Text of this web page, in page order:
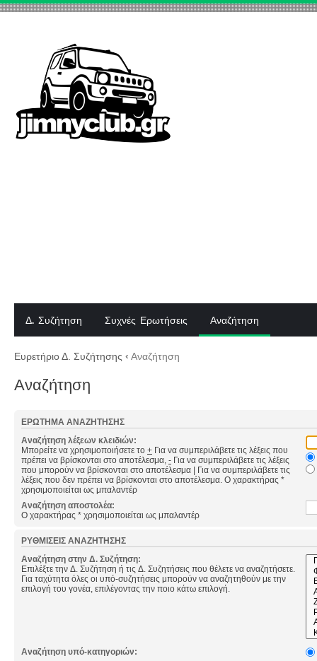
Δ. Συζήτηση Συχνές Ερωτήσεις Αναζήτηση
Ευρετήριο Δ. Συζήτησης ‹ Αναζήτηση
Αναζήτηση
ΕΡΏΤΗΜΑ ΑΝΑΖΉΤΗΣΗΣ
Αναζήτηση λέξεων κλειδιών:
Μπορείτε να χρησιμοποιήσετε το + Για να συμπεριλάβετε τις λέξεις που
πρέπει να βρίσκονται στο αποτέλεσμα, - Για να συμπεριλάβετε τις λέξεις
που μπορούν να βρίσκονται στο αποτέλεσμα | Για να συμπεριλάβετε τις
λέξεις που δεν πρέπει να βρίσκονται στο αποτέλεσμα. Ο χαρακτήρας *
χρησιμοποιείται ως μπαλαντέρ
Αναζήτηση αποστολέα:
Ο χαρακτήρας * χρησιμοποιείται ως μπαλαντέρ
ΡΥΘΜΊΣΕΙΣ ΑΝΑΖΉΤΗΣΗΣ
Αναζήτηση στην Δ. Συζήτηση:
Επιλέξτε την Δ. Συζήτηση ή τις Δ. Συζητήσεις που θέλετε να αναζητήσετε.
Για ταχύτητα όλες οι υπό-συζητήσεις μπορούν να αναζητηθούν με την
επιλογή του γονέα, επιλέγοντας την ποιο κάτω επιλογή.
Αναζήτηση υπό-κατηγοριών: